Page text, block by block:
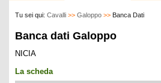
Tu sei qui: Cavalli >> Galoppo >> Banca Dati
Banca dati Galoppo
NICIA
La scheda